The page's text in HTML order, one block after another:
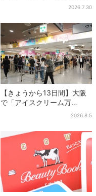
お披露目！マルーンの制服
添乗
2026.7.30
【きょうから13日間】大阪
で「アイスクリーム万
博」、全国34ブランド・
ソフト」に行列
2026.8.5